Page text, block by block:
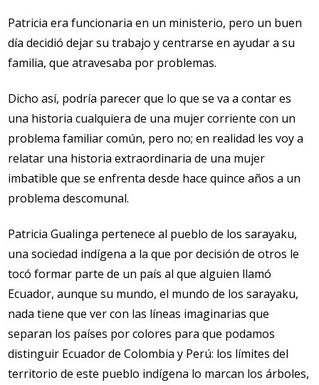
Patricia era funcionaria en un ministerio, pero un buen
día decidió dejar su trabajo y centrarse en ayudar a su
familia, que atravesaba por problemas.
Dicho así, podría parecer que lo que se va a contar es
una historia cualquiera de una mujer corriente con un
problema familiar común, pero no; en realidad les voy a
relatar una historia extraordinaria de una mujer
imbatible que se enfrenta desde hace quince años a un
problema descomunal.
Patricia Gualinga pertenece al pueblo de los sarayaku,
una sociedad indígena a la que por decisión de otros le
tocó formar parte de un país al que alguien llamó
Ecuador, aunque su mundo, el mundo de los sarayaku,
nada tiene que ver con las líneas imaginarias que
separan los países por colores para que podamos
distinguir Ecuador de Colombia y Perú: los límites del
territorio de este pueblo indígena lo marcan los árboles,